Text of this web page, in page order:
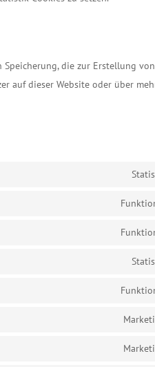
die zur Erstellung von
auf dieser Website oder über